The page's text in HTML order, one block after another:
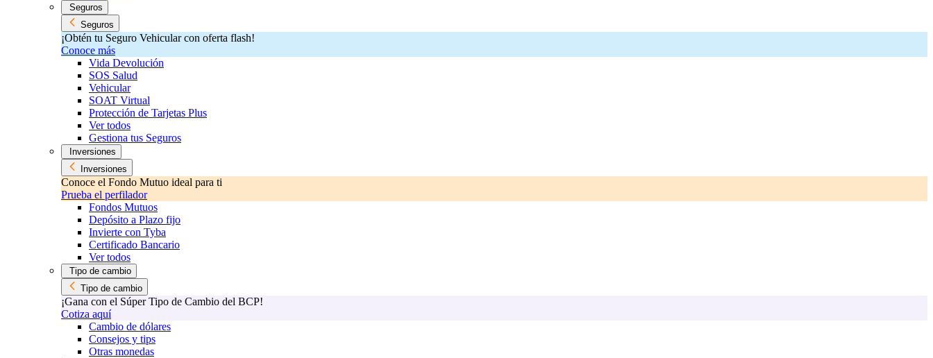
Seguros
Seguros
¡Obtén tu Seguro Vehicular con oferta flash!
Conoce más
Vida Devolución
SOS Salud
Vehicular
SOAT Virtual
Protección de Tarjetas Plus
Ver todos
Gestiona tus Seguros
Inversiones
Inversiones
Conoce el Fondo Mutuo ideal para ti
Prueba el perfilador
Fondos Mutuos
Depósito a Plazo fijo
Invierte con Tyba
Certificado Bancario
Ver todos
Tipo de cambio
Tipo de cambio
¡Gana con el Súper Tipo de Cambio del BCP!
Cotiza aquí
Cambio de dólares
Consejos y tips
Otras monedas